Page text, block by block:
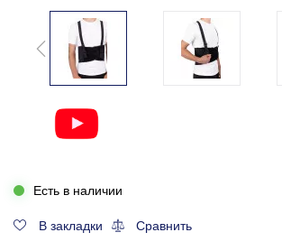
Есть в наличии
В закладки Сравнить